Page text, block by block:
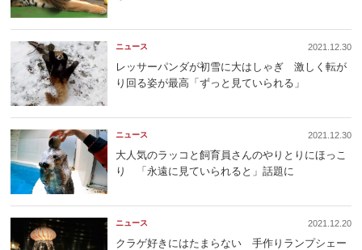
ニュース 2021.12.30
レッサーパンダが初雪に大はしゃぎ 激しく転が
り回る姿が最高「ずっと見ていられる」
ニュース 2021.12.30
大人気のラッコと飼育員さんのやりとりにほっこ
り 「永遠に見ていられると」話題に
ニュース 2021.12.20
クラゲ好きにはたまらない 手作りランプシェー